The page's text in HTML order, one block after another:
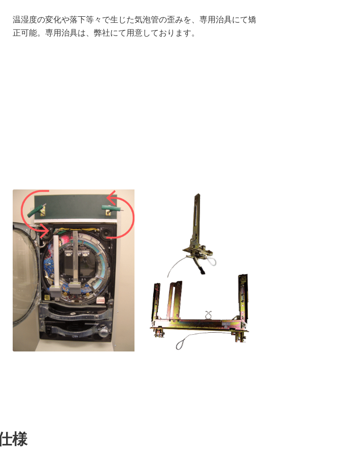
温湿度の変化や落下等々で生じた気泡管の歪みを、専用治具にて矯
正可能。専用治具は、弊社にて用意しております。
様